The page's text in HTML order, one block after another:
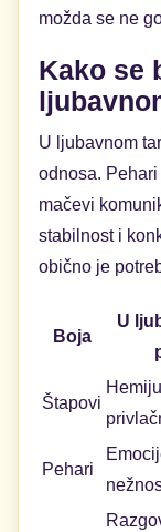
možda se ne
Kako se
U ljubavnom
odnosa.
mačevi
stabilnost i
obično je
Boja
U
Štapovi
Pehari